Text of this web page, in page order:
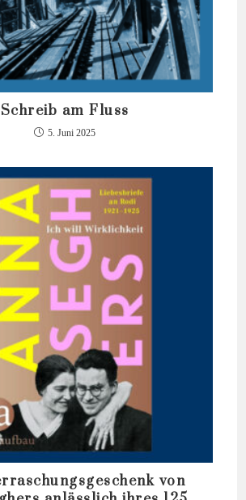
Schreib am Fluss
5. Juni 2025
von